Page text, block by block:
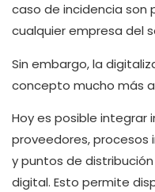
caso de incidencia son
cualquier empresa del
Sin embargo, la
concepto mucho más
Hoy es posible
proveedores, procesos
y puntos de
digital. Esto permite